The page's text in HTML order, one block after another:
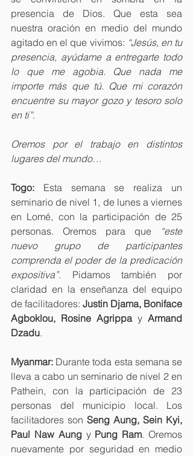
presencia de Dios. Que esta sea
nuestra oración en medio del mundo
agitado en el que vivimos: “Jesús, en tu
presencia, ayúdame a entregarte todo
lo que me agobia. Que nada me
importe más que tú. Que mi corazón
encuentre su mayor gozo y tesoro solo
en ti”.
Oremos por el trabajo en distintos
lugares del mundo…
Togo: Esta semana se realiza un
seminario de nivel 1, de lunes a viernes
en Lomé, con la participación de 25
personas. Oremos para que
“este
nuevo grupo de participantes
comprenda el poder de la predicación
expositiva”. Pidamos también por
claridad en la enseñanza del equipo
de facilitadores: Justin Djama, Boniface
Agboklou, Rosine Agrippa y Armand
Dzadu.
Myanmar: Durante toda esta semana se
lleva a cabo un seminario de nivel 2 en
Pathein, con la participación de 23
personas del municipio local. Los
facilitadores son Seng Aung, Sein Kyi,
Paul Naw Aung y Pung Ram. Oremos
nuevamente por seguridad en medio